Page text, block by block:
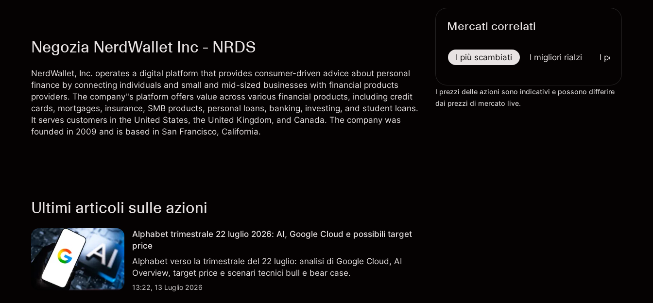
Negozia NerdWallet Inc - NRDS
NerdWallet, Inc. operates a digital platform that provides consumer-driven advice about personal
finance by connecting individuals and small and mid-sized businesses with financial products
providers. The company''s platform offers value across various financial products, including credit
cards, mortgages, insurance, SMB products, personal loans, banking, investing, and student loans.
It serves customers in the United States, the United Kingdom, and Canada. The company was
founded in 2009 and is based in San Francisco, California.
Ultimi articoli sulle azioni
Alphabet trimestrale 22 luglio 2026: AI, Google Cloud e possibili target
price
Alphabet verso la trimestrale del 22 luglio: analisi di Google Cloud, AI
Overview, target price e scenari tecnici bull e bear case.
13:22, 13 Luglio 2026
Mercati correlati
I più scambiati I migliori rialzi I peggiori
I prezzi delle azioni sono indicativi e possono differire
dai prezzi di mercato live.